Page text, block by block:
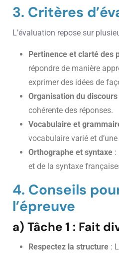
3. Critères
L’évaluation repose sur
Pertinence et clarté des
répondre de manière
exprimer des idées de
Organisation du discours
cohérente des réponses.
Vocabulaire et
vocabulaire varié et
Orthographe et syntaxe :
et de la syntaxe
4. Conseils
l’épreuve
a) Tâche 1 : Fait
Respectez la structure :